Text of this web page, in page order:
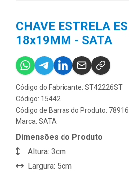
CHAVE ESTRELA
18x19MM - SATA
Código do Fabricante: ST42226ST
Código: 15442
Código de Barras do Produto:
Marca: SATA
Dimensões do Produto
Altura: 3cm
Largura: 5cm